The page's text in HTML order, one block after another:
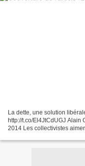
La dette, une solution
http://t.co/El4JtCdUGJ
2014 Les collectivistes